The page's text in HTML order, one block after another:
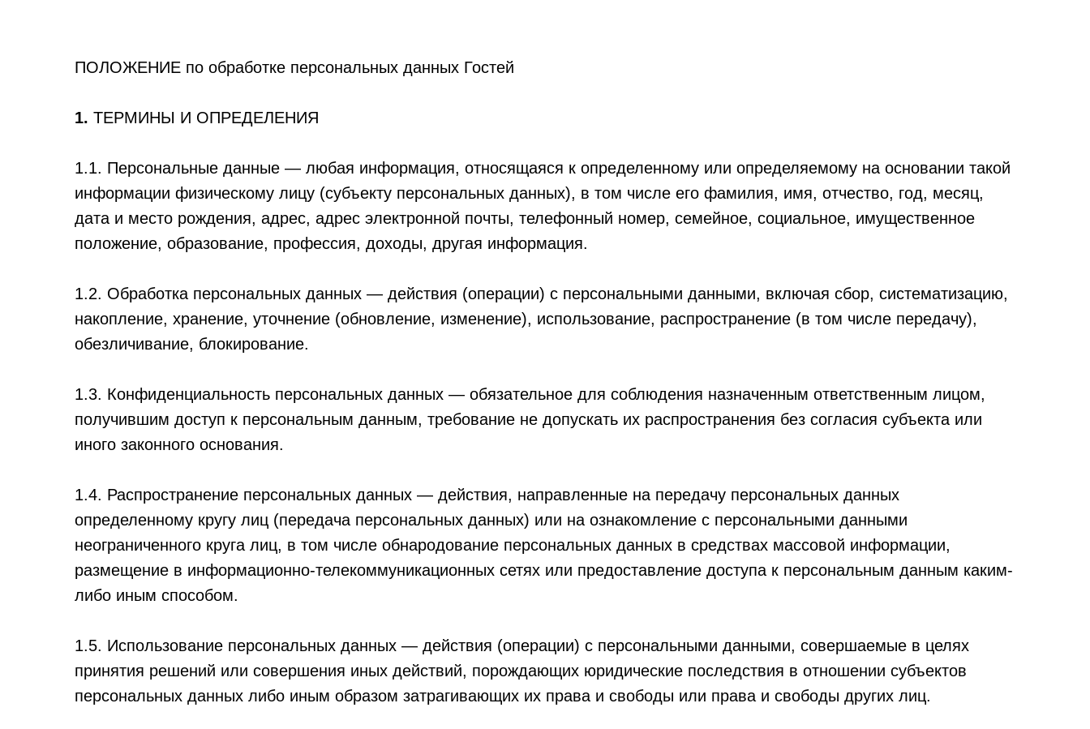
ПОЛОЖЕНИЕ по обработке персональных данных Гостей
1. ТЕРМИНЫ И ОПРЕДЕЛЕНИЯ
1.1. Персональные данные — любая информация, относящаяся к определенному или определяемому на основании такой
информации физическому лицу (субъекту персональных данных), в том числе его фамилия, имя, отчество, год, месяц,
дата и место рождения, адрес, адрес электронной почты, телефонный номер, семейное, социальное, имущественное
положение, образование, профессия, доходы, другая информация.
1.2. Обработка персональных данных — действия (операции) с персональными данными, включая сбор, систематизацию,
накопление, хранение, уточнение (обновление, изменение), использование, распространение (в том числе передачу),
обезличивание, блокирование.
1.3. Конфиденциальность персональных данных — обязательное для соблюдения назначенным ответственным лицом,
получившим доступ к персональным данным, требование не допускать их распространения без согласия субъекта или
иного законного основания.
1.4. Распространение персональных данных — действия, направленные на передачу персональных данных
определенному кругу лиц (передача персональных данных) или на ознакомление с персональными данными
неограниченного круга лиц, в том числе обнародование персональных данных в средствах массовой информации,
размещение в информационно-телекоммуникационных сетях или предоставление доступа к персональным данным каким-
либо иным способом.
1.5. Использование персональных данных — действия (операции) с персональными данными, совершаемые в целях
принятия решений или совершения иных действий, порождающих юридические последствия в отношении субъектов
персональных данных либо иным образом затрагивающих их права и свободы или права и свободы других лиц.